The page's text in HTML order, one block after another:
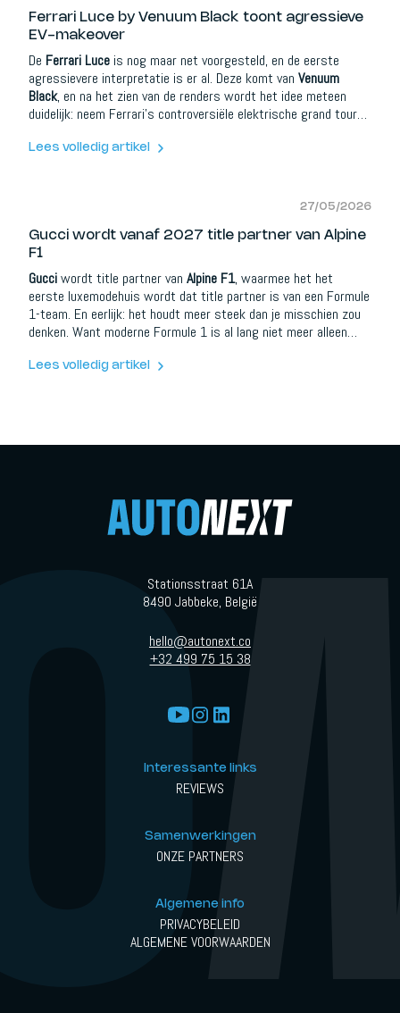
Ferrari Luce by Venuum Black toont agressieve
EV-makeover
De Ferrari Luce is nog maar net voorgesteld, en de eerste
agressievere interpretatie is er al. Deze komt van Venuum
Black, en na het zien van de renders wordt het idee meteen
duidelijk: neem Ferrari’s controversiële elektrische grand tourer
eerlijk? Het werkt beter dan verwacht.
Lees volledig artikel
27/05/2026
Gucci wordt vanaf 2027 title partner van Alpine
F1
Gucciwordt title partner van Alpine F1, waarmee het het
eerste luxemodehuis wordt dat title partner is van een Formule
1-team. En eerlijk: het houdt meer steek dan je misschien zou
denken. Want moderne Formule 1 is al lang niet meer alleen
status en wereldwijde zichtbaarheid, samengeperst in één van
Lees volledig artikel
Stationsstraat 61A
8490 Jabbeke, België
hello@autonext.co
+32 499 75 15 38
Interessante links
REVIEWS
Samenwerkingen
ONZE PARTNERS
Algemene info
PRIVACYBELEID
ALGEMENE VOORWAARDEN